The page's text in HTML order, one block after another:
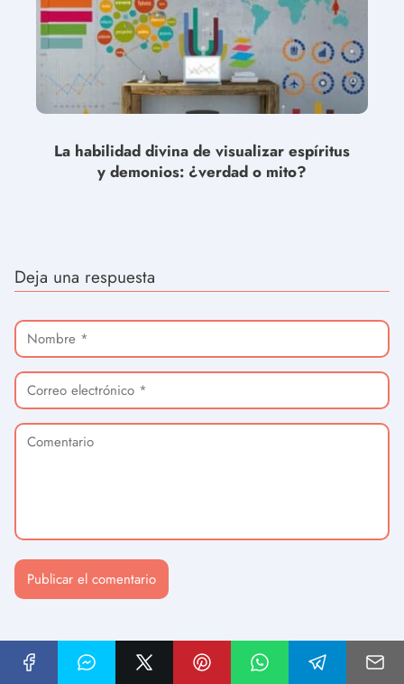
La habilidad divina de visualizar espíritus
y demonios: ¿verdad o mito?
Deja una respuesta